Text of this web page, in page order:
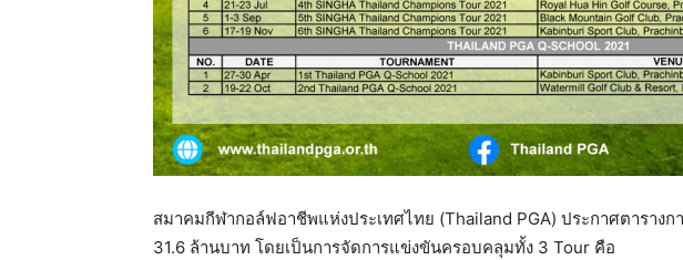
สมาคมกีฬากอล์ฟอาชีพแห่งประเทศไทย (Thailand PGA) ประกาศตารางก
31.6 ล้านบาท โดยเป็นการจัดการแข่งขันครอบคลุมทั้ง 3 Tour คือ